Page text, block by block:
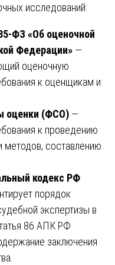
исследований:
ФЗ «Об оценочной
Федерации» —
оценочную
к оценщикам и
оценки (ФСО) —
к проведению
методов, составлению
кодекс РФ
порядок
экспертизы в
86 АПК РФ
заключения